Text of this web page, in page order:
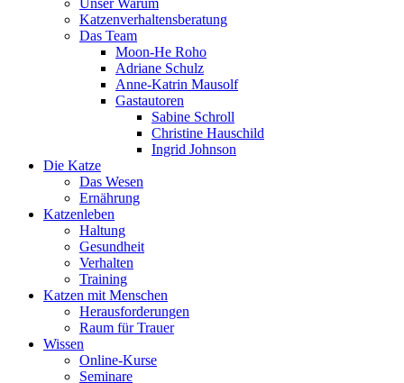
Unser Warum
Katzenverhaltensberatung
Das Team
Moon-He Roho
Adriane Schulz
Anne-Katrin Mausolf
Gastautoren
Sabine Schroll
Christine Hauschild
Ingrid Johnson
Die Katze
Das Wesen
Ernährung
Katzenleben
Haltung
Gesundheit
Verhalten
Training
Katzen mit Menschen
Herausforderungen
Raum für Trauer
Wissen
Online-Kurse
Seminare